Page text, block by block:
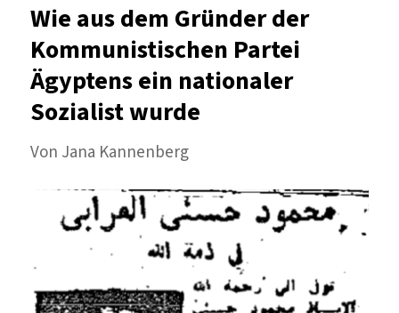
Wie aus dem Gründer der
Kommunistischen Partei
Ägyptens ein nationaler
Sozialist wurde
Von Jana Kannenberg